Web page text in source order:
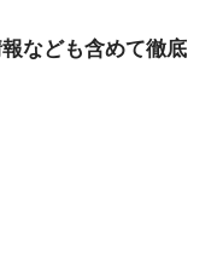
なども含めて徹底